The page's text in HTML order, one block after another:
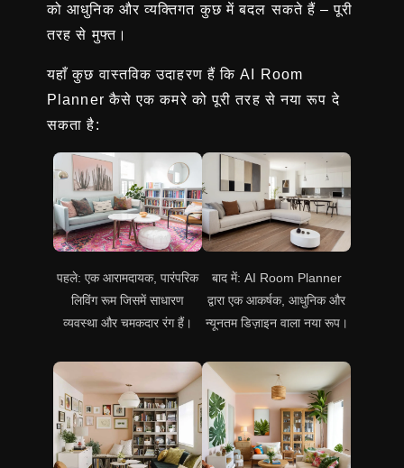
को आधुनिक और व्यक्तिगत कुछ में बदल सकते हैं – पूरी
तरह से मुफ्त।
यहाँ कुछ वास्तविक उदाहरण हैं कि AI Room
Planner कैसे एक कमरे को पूरी तरह से नया रूप दे
सकता है:
पहले: एक आरामदायक, पारंपरिक
लिविंग रूम जिसमें साधारण
व्यवस्था और चमकदार रंग हैं।
बाद में: AI Room Planner
द्वारा एक आकर्षक, आधुनिक और
न्यूनतम डिज़ाइन वाला नया रूप।